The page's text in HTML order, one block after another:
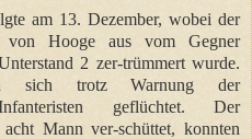
am 13. Dezember, wobei der
Hooge aus vom Gegner
2 zer-trümmert wurde.
sich trotz Warnung der
Infanteristen geflüchtet. Der
Mann ver-schüttet, konnten